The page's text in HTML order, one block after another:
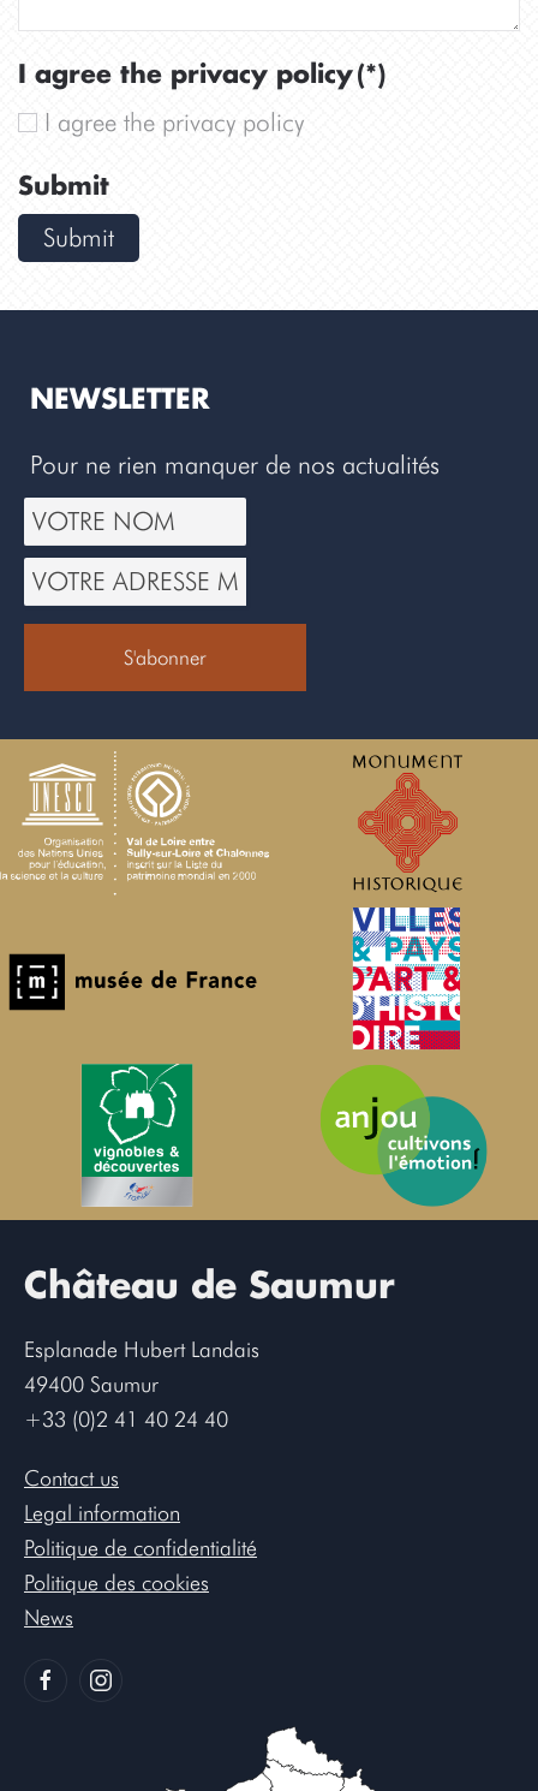
I agree the privacy policy(*)
I agree the privacy policy
Submit
Submit
NEWSLETTER
Pour ne rien manquer de nos actualités
Château de Saumur
Esplanade Hubert Landais
49400 Saumur
+33 (0)2 41 40 24 40
Contact us
Legal information
Politique de confidentialité
Politique des cookies
News